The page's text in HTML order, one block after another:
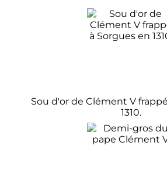
Sou d'or de Clément V
1310.